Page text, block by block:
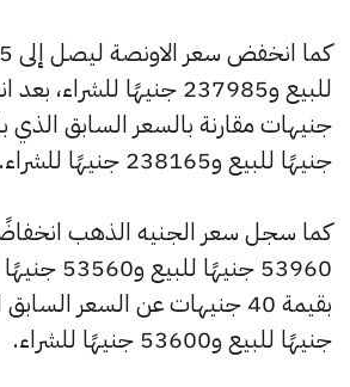
جنيهًا للبيع و238165 جنيهًا للشراء.
كما سجل سعر الجنيه الذهب
53960
جنيهًا للبيع و53600 جنيهًا للشراء.